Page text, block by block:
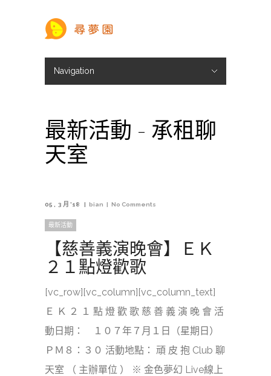
Navigation
最新活動 - 承租聊
天室
05 3 月 '18 bian No Comments
最新活動
【慈善義演晚會】ＥＫ
２１點燈歡歌
[vc_row][vc_column][vc_column_text]
Ｅ Ｋ ２ １ 點 燈 歡 歌 慈 善 義 演 晚 會 活
動日期： １０７年７月１日（星期日）
ＰＭ８：３０ 活動地點： 頑 皮 抱 Club 聊
天室 （ 主辦單位 ） ※ 金色夢幻 Live線上